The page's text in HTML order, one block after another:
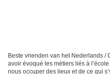
Beste vrienden van het Nederlands /
avoir évoqué les métiers liés à
nous occuper des lieux et de ce qui